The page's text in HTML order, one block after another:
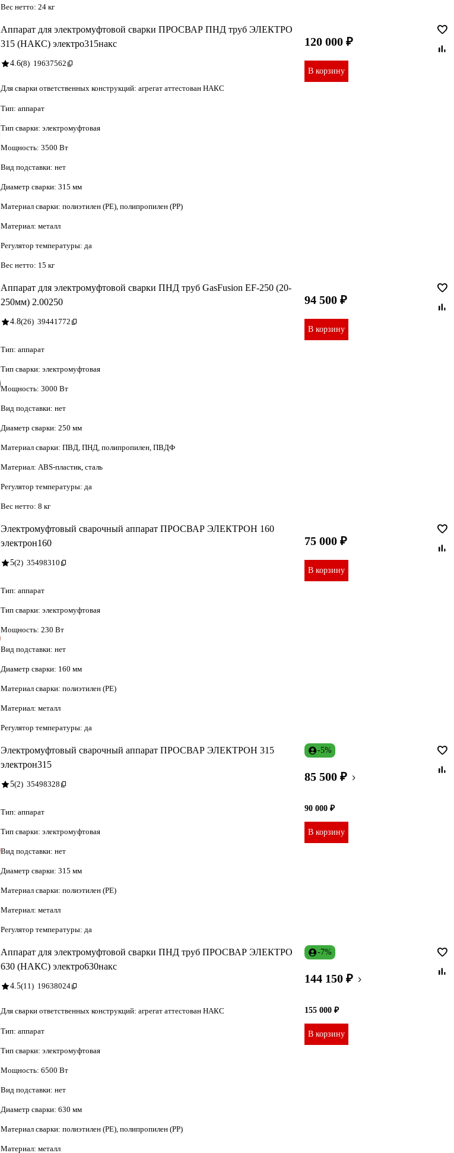
Вес нетто: 24 кг
Аппарат для электромуфтовой сварки ПРОСВАР ПНД труб ЭЛЕКТРО
315 (НАКС) электро315накс
4.6(8) 19637562
Для сварки ответственных конструкций: агрегат аттестован НАКС
Тип: аппарат
Тип сварки: электромуфтовая
Мощность: 3500 Вт
Вид подставки: нет
Диаметр сварки: 315 мм
Материал сварки: полиэтилен (PE), полипропилен (PP)
Материал: металл
Регулятор температуры: да
Вес нетто: 15 кг
120 000 ₽
В корзину
Аппарат для электромуфтовой сварки ПНД труб GasFusion EF-250 (20-
250мм) 2.00250
4.8(26) 39441772
Тип: аппарат
Тип сварки: электромуфтовая
Мощность: 3000 Вт
Вид подставки: нет
Диаметр сварки: 250 мм
Материал сварки: ПВД, ПНД, полипропилен, ПВДФ
Материал: ABS-пластик, сталь
Регулятор температуры: да
Вес нетто: 8 кг
94 500 ₽
В корзину
Электромуфтовый сварочный аппарат ПРОСВАР ЭЛЕКТРОН 160
электрон160
5(2) 35498310
Тип: аппарат
Тип сварки: электромуфтовая
Мощность: 230 Вт
Вид подставки: нет
Диаметр сварки: 160 мм
Материал сварки: полиэтилен (PE)
Материал: металл
Регулятор температуры: да
75 000 ₽
В корзину
Электромуфтовый сварочный аппарат ПРОСВАР ЭЛЕКТРОН 315
электрон315
5(2) 35498328
Тип: аппарат
Тип сварки: электромуфтовая
Вид подставки: нет
Диаметр сварки: 315 мм
Материал сварки: полиэтилен (PE)
Материал: металл
Регулятор температуры: да
-5%
85 500 ₽
90 000 ₽
В корзину
Аппарат для электромуфтовой сварки ПНД труб ПРОСВАР ЭЛЕКТРО
630 (НАКС) электро630накс
4.5(11) 19638024
Для сварки ответственных конструкций: агрегат аттестован НАКС
Тип: аппарат
Тип сварки: электромуфтовая
Мощность: 6500 Вт
Вид подставки: нет
Диаметр сварки: 630 мм
Материал сварки: полиэтилен (PE), полипропилен (PP)
Материал: металл
-7%
144 150 ₽
155 000 ₽
В корзину